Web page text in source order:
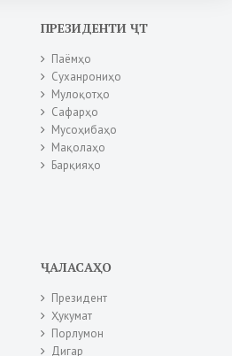
ПРЕЗИДЕНТИ ҶТ
Паёмҳо
Суханрониҳо
Мулоқотҳо
Сафарҳо
Мусоҳибаҳо
Мақолаҳо
Барқияҳо
ҶАЛАСАҲО
Президент
Ҳукумат
Порлумон
Дигар